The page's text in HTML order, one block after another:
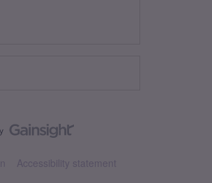
Accessibility statement